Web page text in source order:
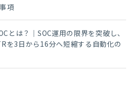
項
とは？｜SOC運用の限界を突破し、
を3日から16分へ短縮する自動化の